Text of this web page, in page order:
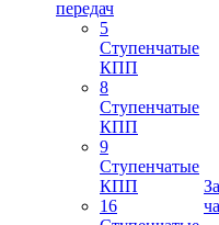
передач
5
Ступенчатые
КПП
8
Ступенчатые
КПП
9
Ступенчатые
КПП
16